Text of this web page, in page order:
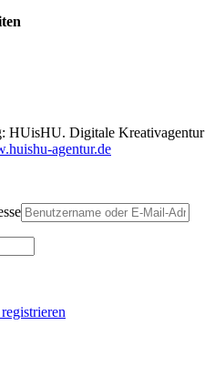
HUisHU. Digitale Kreativagentur
agentur.de